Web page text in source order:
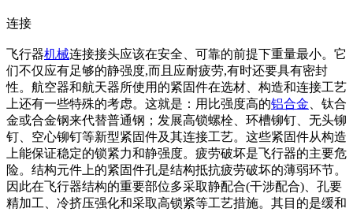
连接
飞行器机械连接接头应该在安全、可靠的前提下重量最小。它
们不仅应有足够的静强度,而且应耐疲劳,有时还要具有密封
性。航空器和航天器所使用的紧固件在选材、构造和连接工艺
上还有一些特殊的考虑。这就是：用比强度高的铝合金 、钛合
金或合金钢来代替普通钢；发展高锁螺栓、环槽铆钉、无头铆
钉、空心铆钉等新型紧固件及其连接工艺。这些紧固件从构造
上能保证稳定的锁紧力和静强度。疲劳破坏是飞行器的主要危
险。结构元件上的紧固件孔是结构抵抗疲劳破坏的薄弱环节。
因此在飞行器结构的重要部位多采取静配合(干涉配合)、孔要
精加工、冷挤压强化和采取高锁紧等工艺措施。其目的是缓和